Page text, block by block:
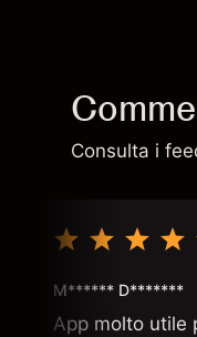
Consulta i
M****** D*******
App molto utile